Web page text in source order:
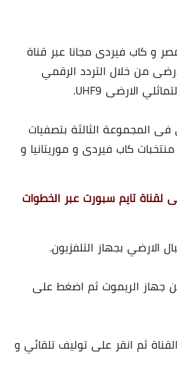
و كاب فيردى مجانا عبر قناة
من خلال التردد الرقمي
المجموعة الثالثة بتصفيات
كاب فيردى و موريتانيا و
لقناة تايم سبورت عبر الخطوات
الارضي بجهاز التلفزيون.
جهاز الريموت ثم اضغط على
ثم انقر على توليف تلقائي و